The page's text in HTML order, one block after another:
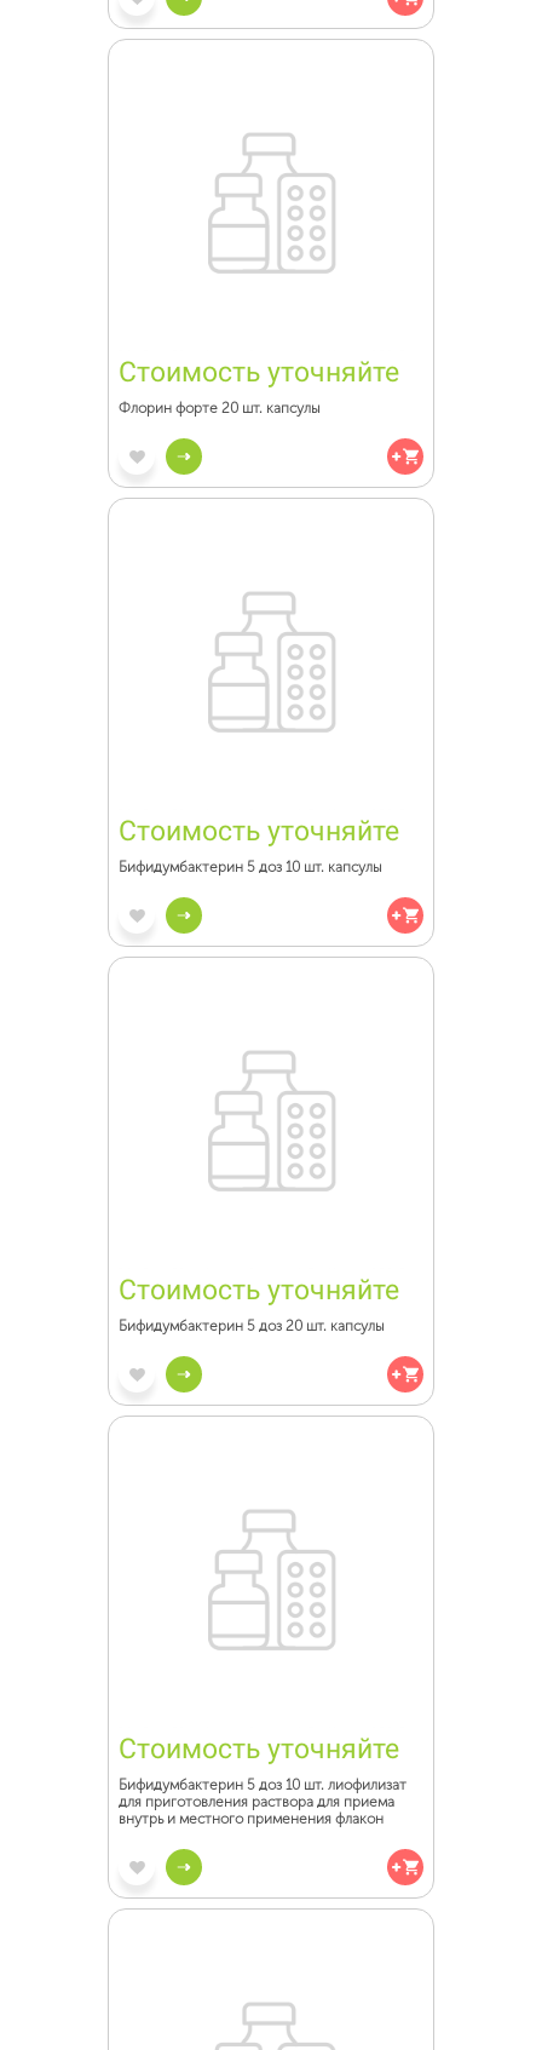
Стоимость уточняйте
Флорин форте 20 шт. капсулы
Стоимость уточняйте
Бифидумбактерин 5 доз 10 шт. капсулы
Стоимость уточняйте
Бифидумбактерин 5 доз 20 шт. капсулы
Стоимость уточняйте
Бифидумбактерин 5 доз 10 шт. лиофилизат
для приготовления раствора для приема
внутрь и местного применения флакон